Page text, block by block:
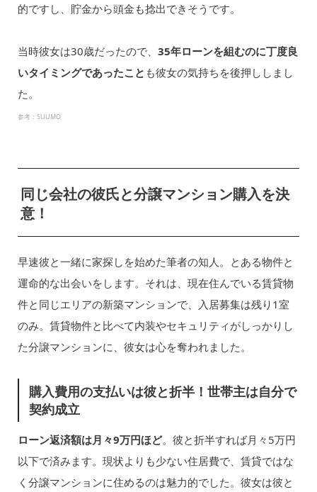
的ですし、貯金から頭金も捻出できそうです。
当時彼女は30歳だったので、 35年ローンを組むのに丁度良
いタイミングであったこと も彼女の気持ちを後押ししまし
た。
参考：SUUMO
同じ会社の彼氏と分譲マンション購入を決
意！
早速彼と一緒に家探しを始めた筆者の知人。とある物件と
運命的な出会いをします。それは、現在住んでいる賃貸物
件と同じエリアの新築マンションで、入居募集は残り1室
のみ。賃貸物件と比べて内装やセキュリティがしっかりし
た分譲マンションに、彼女は心を奪われました。
購入費用の支払いは彼と折半！世帯主は自分で
契約成立
ローン返済額は月々9万円ほど。彼と折半すれば月々5万円
以下で済みます。現状よりも少ない住居費で、賃貸ではな
く分譲マンションに住めるのは魅力的でした。彼女は彼と